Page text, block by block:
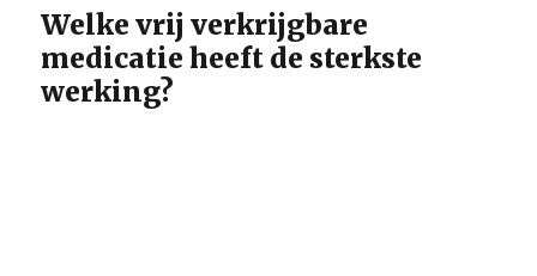
Welke vrij verkrijgbare
medicatie heeft de sterkste
werking?